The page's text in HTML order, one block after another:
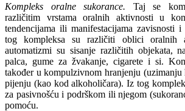
Kompleks oralne sukorance. Taj se
različitim vrstama oralnih aktivnosti u
tendencijama ili manifestacijama zavisnosti
tog kompleksa su različiti oblici oralnih
automatizmi su sisanje različitih objekata,
palca, gume za žvakanje, cigarete i si.
također u kompulzivnom hranjenju (uzimanju
pijenju (kao kod alkoholičara). Iz tog
za pasivnošću i podrškom ili njegom
pomoću.